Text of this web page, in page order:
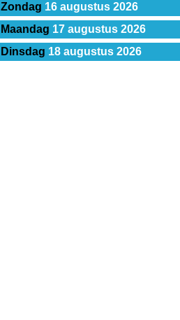
Zondag 16 augustus 2026
Maandag 17 augustus 2026
Dinsdag 18 augustus 2026